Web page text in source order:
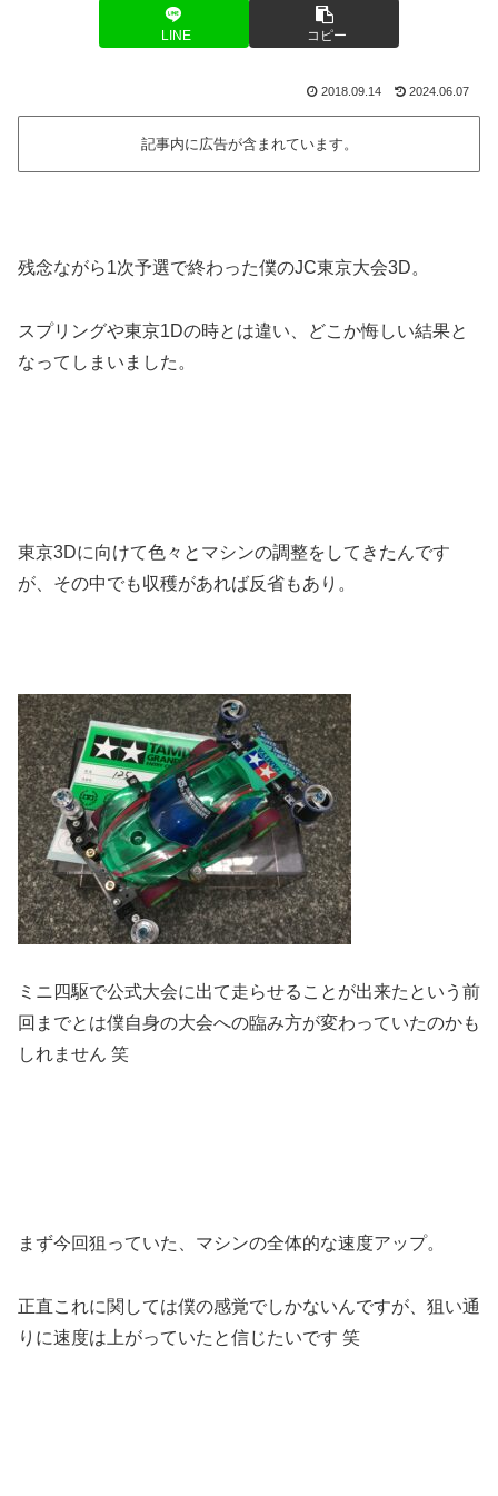
LINE コピー
2018.09.14 2024.06.07
記事内に広告が含まれています。
残念ながら1次予選で終わった僕のJC東京大会3D。
スプリングや東京1Dの時とは違い、どこか悔しい結果と
なってしまいました。
東京3Dに向けて色々とマシンの調整をしてきたんです
が、その中でも収穫があれば反省もあり。
ミニ四駆で公式大会に出て走らせることが出来たという前
回までとは僕自身の大会への臨み方が変わっていたのかも
しれません 笑
まず今回狙っていた、マシンの全体的な速度アップ。
正直これに関しては僕の感覚でしかないんですが、狙い通
りに速度は上がっていたと信じたいです 笑